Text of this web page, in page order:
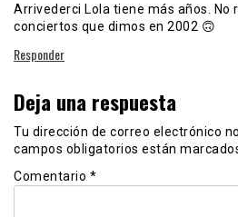
Arrivederci Lola tiene más años. No
conciertos que dimos en 2002 🙃
Responder
Deja una respuesta
Tu dirección de correo electrónico
campos obligatorios están
Comentario *